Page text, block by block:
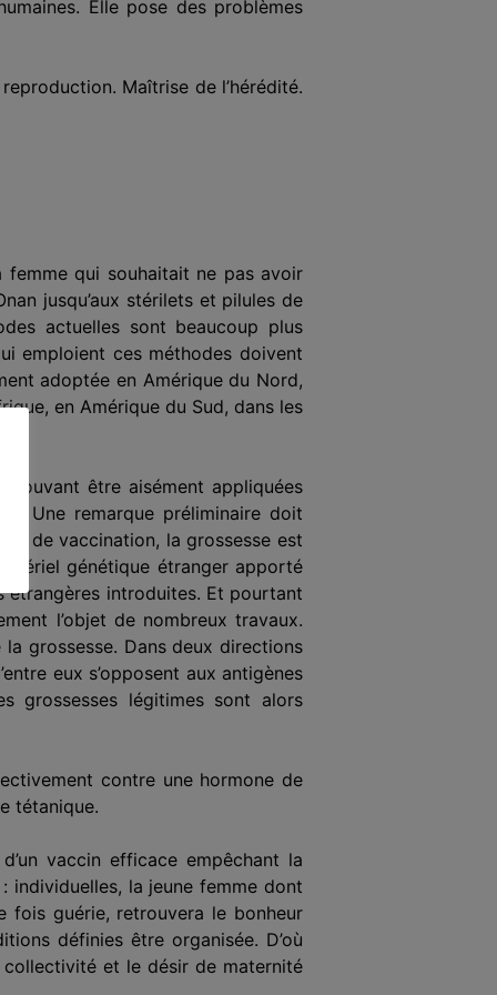
Elle pose des problèmes
Maîtrise de l’hérédité.
femme qui souhaitait ne pas avoir
jusqu’aux stérilets et pilules de
actuelles sont beaucoup plus
emploient ces méthodes doivent
adoptée en Amérique du Nord,
en Amérique du Sud, dans les
être aisément appliquées
Une remarque préliminaire doit
de vaccination, la grossesse est
génétique étranger apporté
étrangères introduites. Et pourtant
l’objet de nombreux travaux.
grossesse. Dans deux directions
eux s’opposent aux antigènes
grossesses légitimes sont alors
contre une hormone de
tétanique.
vaccin efficace empêchant la
individuelles, la jeune femme dont
fois guérie, retrouvera le bonheur
définies être organisée. D’où
collectivité et le désir de maternité